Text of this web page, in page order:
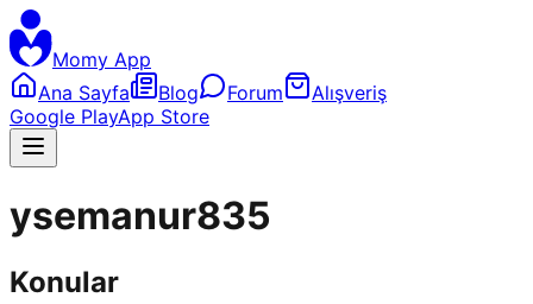
Momy App
Ana Sayfa
Blog Forum
Alışveriş
Google PlayApp Store
ysemanur835
Konular